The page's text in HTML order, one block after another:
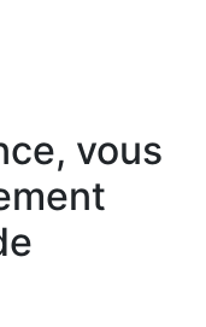
vous